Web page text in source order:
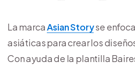
La marcaAsian Storyse
asiáticas para crear los
Con ayuda de la plantilla